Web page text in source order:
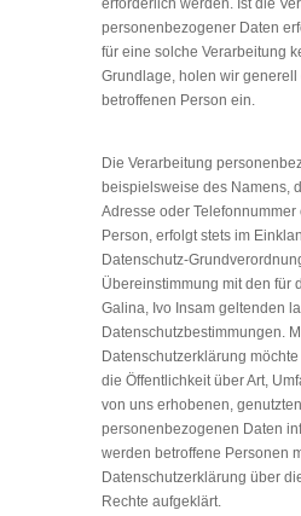
personenbezogener Daten
für eine solche Verarbeitung
Grundlage, holen wir
betroffenen Person ein.
Die Verarbeitung
beispielsweise des Namens,
Adresse oder Telefonnummer
Person, erfolgt stets im
Datenschutz-
Übereinstimmung mit den für
Galina, Ivo Insam geltenden
Datenschutzbestimmungen.
Datenschutzerklärung
die Öffentlichkeit über Art,
von uns erhobenen,
personenbezogenen Daten
werden betroffene Personen
Datenschutzerklärung über
Rechte aufgeklärt.